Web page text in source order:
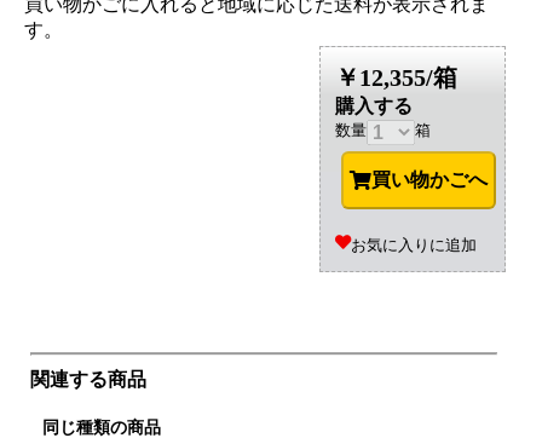
買い物かごに入れると地域に応じた送料が表示されま
す。
￥12,355/箱
購入する
数量 箱
買い物かごへ
お気に入りに追加
関連する商品
同じ種類の商品